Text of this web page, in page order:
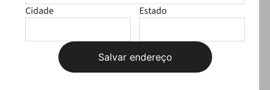
Cidade Estado
Salvar endereço